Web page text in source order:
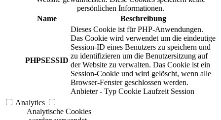
persönlichen Informationen.
Name
Beschreibung
PHPSESSID
Dieses Cookie ist für PHP-Anwendungen.
Das Cookie wird verwendet um die eindeutige
Session-ID eines Benutzers zu speichern und
zu identifizieren um die Benutzersitzung auf
der Website zu verwalten. Das Cookie ist ein
Session-Cookie und wird gelöscht, wenn alle
Browser-Fenster geschlossen werden.
Anbieter - Typ Cookie Laufzeit Session
Analytics
Analytische Cookies